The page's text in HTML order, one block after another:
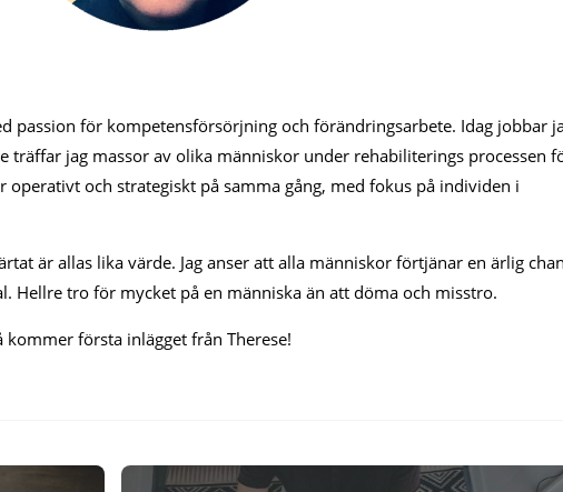
passion för kompetensförsörjning och förändringsarbete. Idag jobbar
träffar jag massor av olika människor under rehabiliterings processen
och strategiskt på samma gång, med fokus på individen i
är allas lika värde. Jag anser att alla människor förtjänar en ärlig
Hellre tro för mycket på en människa än att döma och misstro.
första inlägget från Therese!